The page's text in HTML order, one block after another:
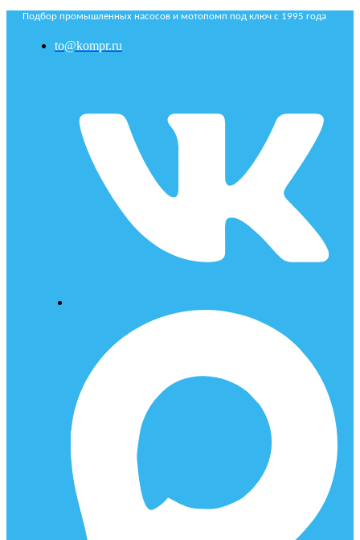
Подбор промышленных насосов и мотопомп под ключ с 1995 года
to@kompr.ru